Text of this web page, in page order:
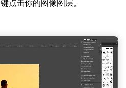
点击你的图像图层。